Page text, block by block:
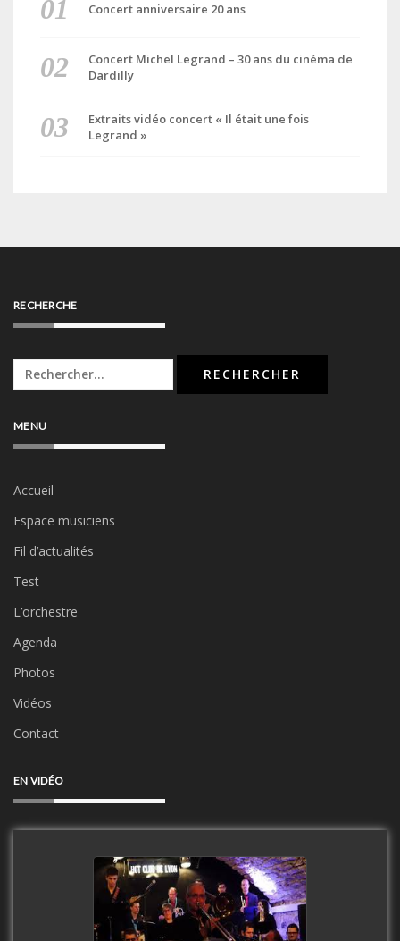
Concert anniversaire 20 ans
Concert Michel Legrand – 30 ans du cinéma de
Dardilly
Extraits vidéo concert « Il était une fois
Legrand »
RECHERCHE
Rechercher :
MENU
Accueil
Espace musiciens
Fil d’actualités
Test
L’orchestre
Agenda
Photos
Vidéos
Contact
EN VIDÉO
Clip Only Big Band 2019
watch video